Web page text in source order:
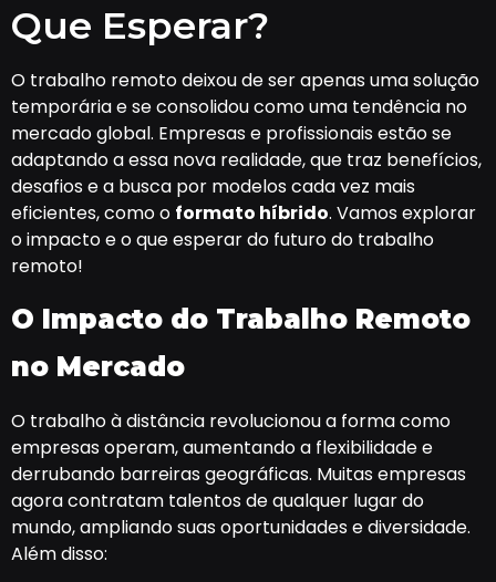
Que Esperar?
O trabalho remoto deixou de ser apenas uma solução
temporária e se consolidou como uma tendência no
mercado global. Empresas e profissionais estão se
adaptando a essa nova realidade, que traz benefícios,
desafios e a busca por modelos cada vez mais
eficientes, como o formato híbrido. Vamos explorar
o impacto e o que esperar do futuro do trabalho
remoto!
O Impacto do Trabalho Remoto
no Mercado
O trabalho à distância revolucionou a forma como
empresas operam, aumentando a flexibilidade e
derrubando barreiras geográficas. Muitas empresas
agora contratam talentos de qualquer lugar do
mundo, ampliando suas oportunidades e diversidade.
Além disso: